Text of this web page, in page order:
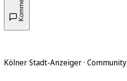
Kölner Stadt-Anzeiger · Community